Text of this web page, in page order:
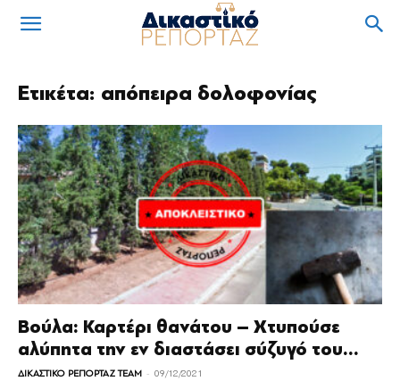
Ετικέτα: απόπειρα δολοφονίας
Βούλα: Καρτέρι θανάτου – Χτυπούσε
αλύπητα την εν διαστάσει σύζυγό του...
ΔΙΚΑΣΤΙΚΟ ΡΕΠΟΡΤΑΖ TEAM - 09/12/2021